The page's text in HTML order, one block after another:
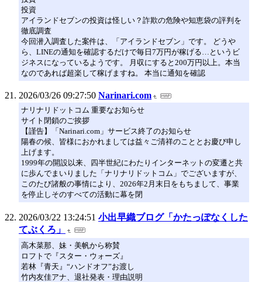
投資
アイランドセブンの投資は怪しい？詐欺の危険や知恵袋の評判を
徹底調査
今回潜入調査した案件は、「アイランドセブン」です。 どうや
ら、LINEの通知を確認するだけで毎日7万円が稼げる…というビ
ジネスになっているようです。 月収にすると200万円以上。本当
なのであれば超楽して稼げますね。 本当に通知を確認
2026/03/26 09:27:50 Narinari.com
ナリナリドットコム 重要なお知らせ
サイト閉鎖のご挨拶
【謹告】「Narinari.com」サービス終了のお知らせ
陽春の候、皆様におかれましては益々ご清祥のこととお慶び申し
上げます。
1999年の開設以来、四半世紀にわたりインターネットの変遷と共
に歩んでまいりました「ナリナリドットコム」でございますが、
このたび諸般の事情により、2026年2月末日をもちまして、事業
を停止しそのすべての活動に幕を閉
2026/03/22 13:24:51 小出早織ブログ「かたっぽなくした
てぶくろ」
高木菜那、妹・美帆から称賛
ロフトで『スター・ウォーズ』
若林『青天』“ハンドオフ”お渡し
竹内友佳アナ、退社発表・理由説明